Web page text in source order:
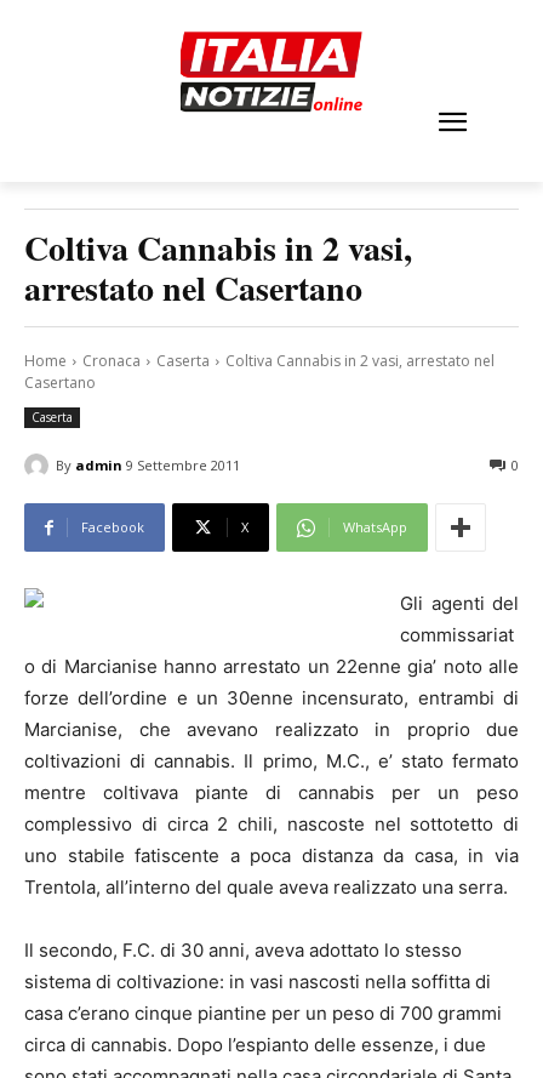
Coltiva Cannabis in 2 vasi,
arrestato nel Casertano
Home Cronaca Caserta
Coltiva Cannabis in 2 vasi, arrestato nel
Casertano
Caserta
By admin 9 Settembre 2011 0
Facebook X WhatsApp
Gli agenti del
commissariat
o di Marcianise hanno arrestato un 22enne gia’ noto alle
forze dell’ordine e un 30enne incensurato, entrambi di
Marcianise, che avevano realizzato in proprio due
coltivazioni di cannabis. Il primo, M.C., e’ stato fermato
mentre coltivava piante di cannabis per un peso
complessivo di circa 2 chili, nascoste nel sottotetto di
uno stabile fatiscente a poca distanza da casa, in via
Trentola, all’interno del quale aveva realizzato una serra.
Il secondo, F.C. di 30 anni, aveva adottato lo stesso
sistema di coltivazione: in vasi nascosti nella soffitta di
casa c’erano cinque piantine per un peso di 700 grammi
circa di cannabis. Dopo l’espianto delle essenze, i due